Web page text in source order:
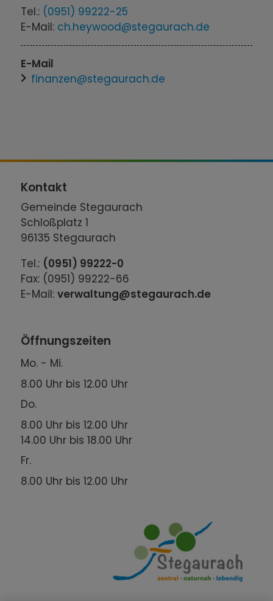
Tel.: (0951) 99222-25
E-Mail: ch.heywood@stegaurach.de
E-Mail
finanzen@stegaurach.de
Kontakt
Gemeinde Stegaurach
Schloßplatz 1
96135 Stegaurach
Tel.: (0951) 99222-0
Fax: (0951) 99222-66
E-Mail:verwaltung@stegaurach.de
Öffnungszeiten
Mo. - Mi.
8.00 Uhr bis 12.00 Uhr
Do.
8.00 Uhr bis 12.00 Uhr
14.00 Uhr bis 18.00 Uhr
Fr.
8.00 Uhr bis 12.00 Uhr